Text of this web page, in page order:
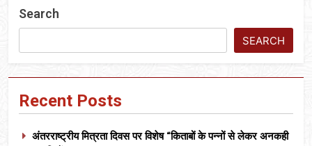
Search
SEARCH
Recent Posts
अंतरराष्ट्रीय मित्रता दिवस पर विशेष “किताबों के पन्नों से लेकर अनकही